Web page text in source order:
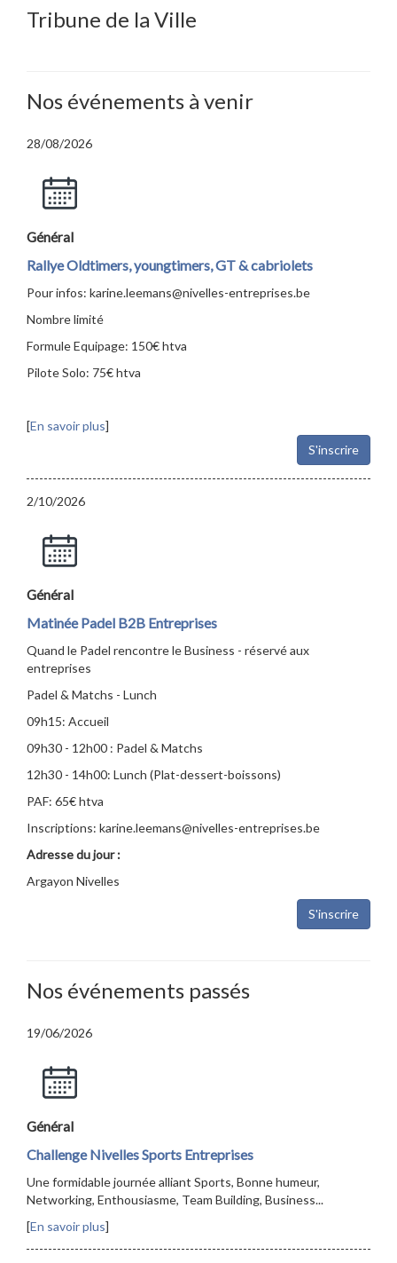
Tribune de la Ville
Nos événements à venir
28/08/2026
Général
Rallye Oldtimers, youngtimers, GT & cabriolets
Pour infos: karine.leemans@nivelles-entreprises.be
Nombre limité
Formule Equipage: 150€ htva
Pilote Solo: 75€ htva
[En savoir plus]
S'inscrire
2/10/2026
Général
Matinée Padel B2B Entreprises
Quand le Padel rencontre le Business - réservé aux
entreprises
Padel & Matchs - Lunch
09h15: Accueil
09h30 - 12h00 : Padel & Matchs
12h30 - 14h00: Lunch (Plat-dessert-boissons)
PAF: 65€ htva
Inscriptions: karine.leemans@nivelles-entreprises.be
Adresse du jour :
Argayon Nivelles
S'inscrire
Nos événements passés
19/06/2026
Général
Challenge Nivelles Sports Entreprises
Une formidable journée alliant Sports, Bonne humeur,
Networking, Enthousiasme, Team Building, Business...
[En savoir plus]